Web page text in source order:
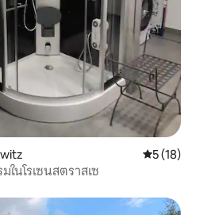
คะแนนเฉลี่
5 (18)
นโรเซนสตราสเซ